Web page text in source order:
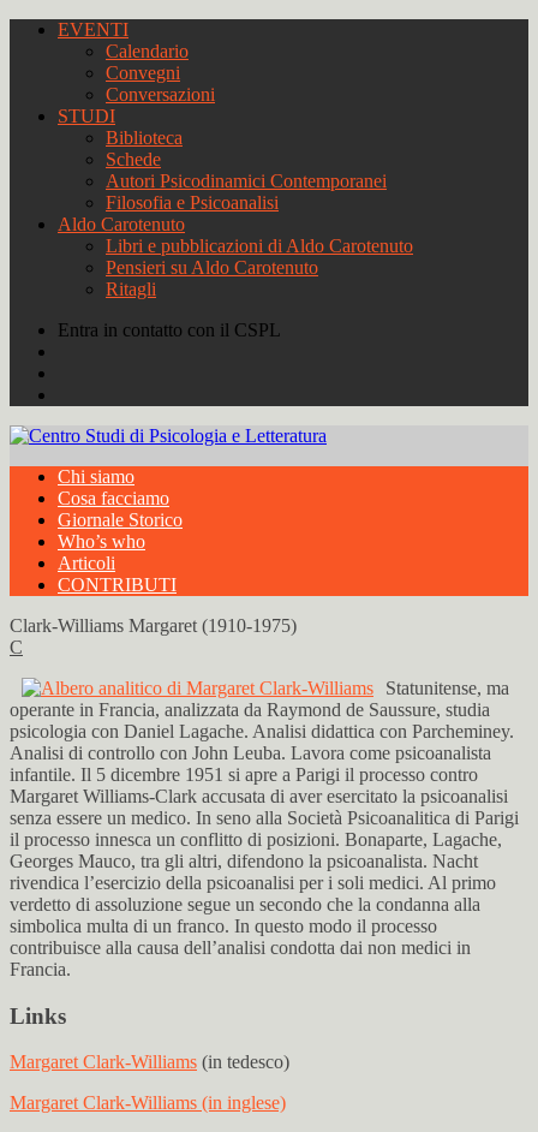
EVENTI
Calendario
Convegni
Conversazioni
STUDI
Biblioteca
Schede
Autori Psicodinamici Contemporanei
Filosofia e Psicoanalisi
Aldo Carotenuto
Libri e pubblicazioni di Aldo Carotenuto
Pensieri su Aldo Carotenuto
Ritagli
Entra in contatto con il CSPL
Chi siamo
Cosa facciamo
Giornale Storico
Who’s who
Articoli
CONTRIBUTI
Clark-Williams Margaret (1910-1975)
C
Statunitense, ma
operante in Francia, analizzata da Raymond de Saussure, studia
psicologia con Daniel Lagache. Analisi didattica con Parcheminey.
Analisi di controllo con John Leuba. Lavora come psicoanalista
infantile. Il 5 dicembre 1951 si apre a Parigi il processo contro
Margaret Williams-Clark accusata di aver esercitato la psicoanalisi
senza essere un medico. In seno alla Società Psicoanalitica di Parigi
il processo innesca un conflitto di posizioni. Bonaparte, Lagache,
Georges Mauco, tra gli altri, difendono la psicoanalista. Nacht
rivendica l’esercizio della psicoanalisi per i soli medici. Al primo
verdetto di assoluzione segue un secondo che la condanna alla
simbolica multa di un franco. In questo modo il processo
contribuisce alla causa dell’analisi condotta dai non medici in
Francia.
Links
Margaret Clark-Williams (in tedesco)
Margaret Clark-Williams (in inglese)